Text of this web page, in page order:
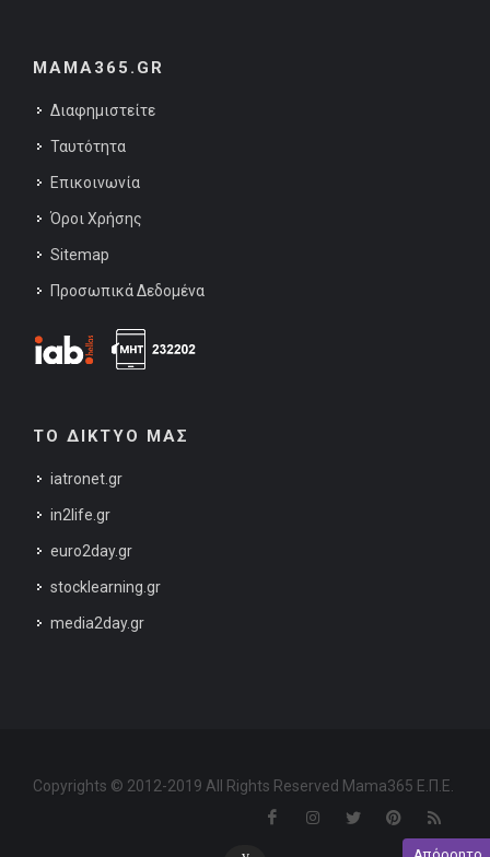
MAMA365.GR
Διαφημιστείτε
Ταυτότητα
Επικοινωνία
Όροι Χρήσης
Sitemap
Προσωπικά Δεδομένα
ΤΟ ΔΙΚΤΥΟ ΜΑΣ
iatronet.gr
in2life.gr
euro2day.gr
stocklearning.gr
media2day.gr
Copyrights © 2012-2019 All Rights Reserved Mama365 Ε.Π.Ε.